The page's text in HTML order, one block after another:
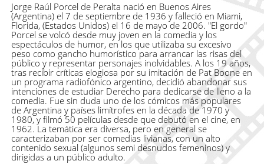
Jorge Raúl Porcel de Peralta nació en Buenos Aires
(Argentina) el 7 de septiembre de 1936 y falleció en Miami,
Florida, (Estados Unidos) el 16 de mayo de 2006. "El gordo"
Porcel se volcó desde muy joven en la comedia y los
espectáculos de humor, en los que utilizaba su excesivo
peso como gancho humorístico para arrancar las risas del
público y representar personajes inolvidables. A los 19 años,
tras recibir críticas elogiosa por su imitación de Pat Boone en
un programa radiofónico argentino, decidió abandonar sus
intenciones de estudiar Derecho para dedicarse de lleno a la
comedia. Fue sin duda uno de los cómicos más populares
de Argentina y países limítrofes en la década de 1970 y
1980, y filmó 50 películas desde que debutó en el cine, en
1962. La temática era diversa, pero en general se
caracterizaban por ser comedias livianas, con un alto
contenido sexual (algunos semi desnudos femeninos) y
dirigidas a un público adulto.